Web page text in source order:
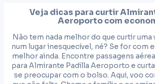
Veja dicas para curtir
Aeroportocom
Não tem nada melhor do que curtir uma
num lugar inesquecível, né? Se for com
melhor ainda. Encontre passagens
para Almirante Padilla Aeroporto e
se preocupar com o bolso. Aqui, voo